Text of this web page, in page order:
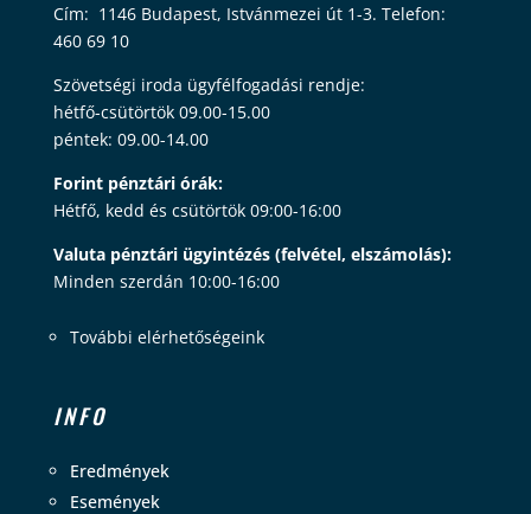
Cím: 1146 Budapest, Istvánmezei út 1-3. Telefon:
460 69 10
Szövetségi iroda ügyfélfogadási rendje:
hétfő-csütörtök 09.00-15.00
péntek: 09.00-14.00
Forint pénztári órák:
Hétfő, kedd és csütörtök 09:00-16:00
Valuta pénztári ügyintézés (felvétel, elszámolás):
Minden szerdán 10:00-16:00
További elérhetőségeink
INFO
Eredmények
Események